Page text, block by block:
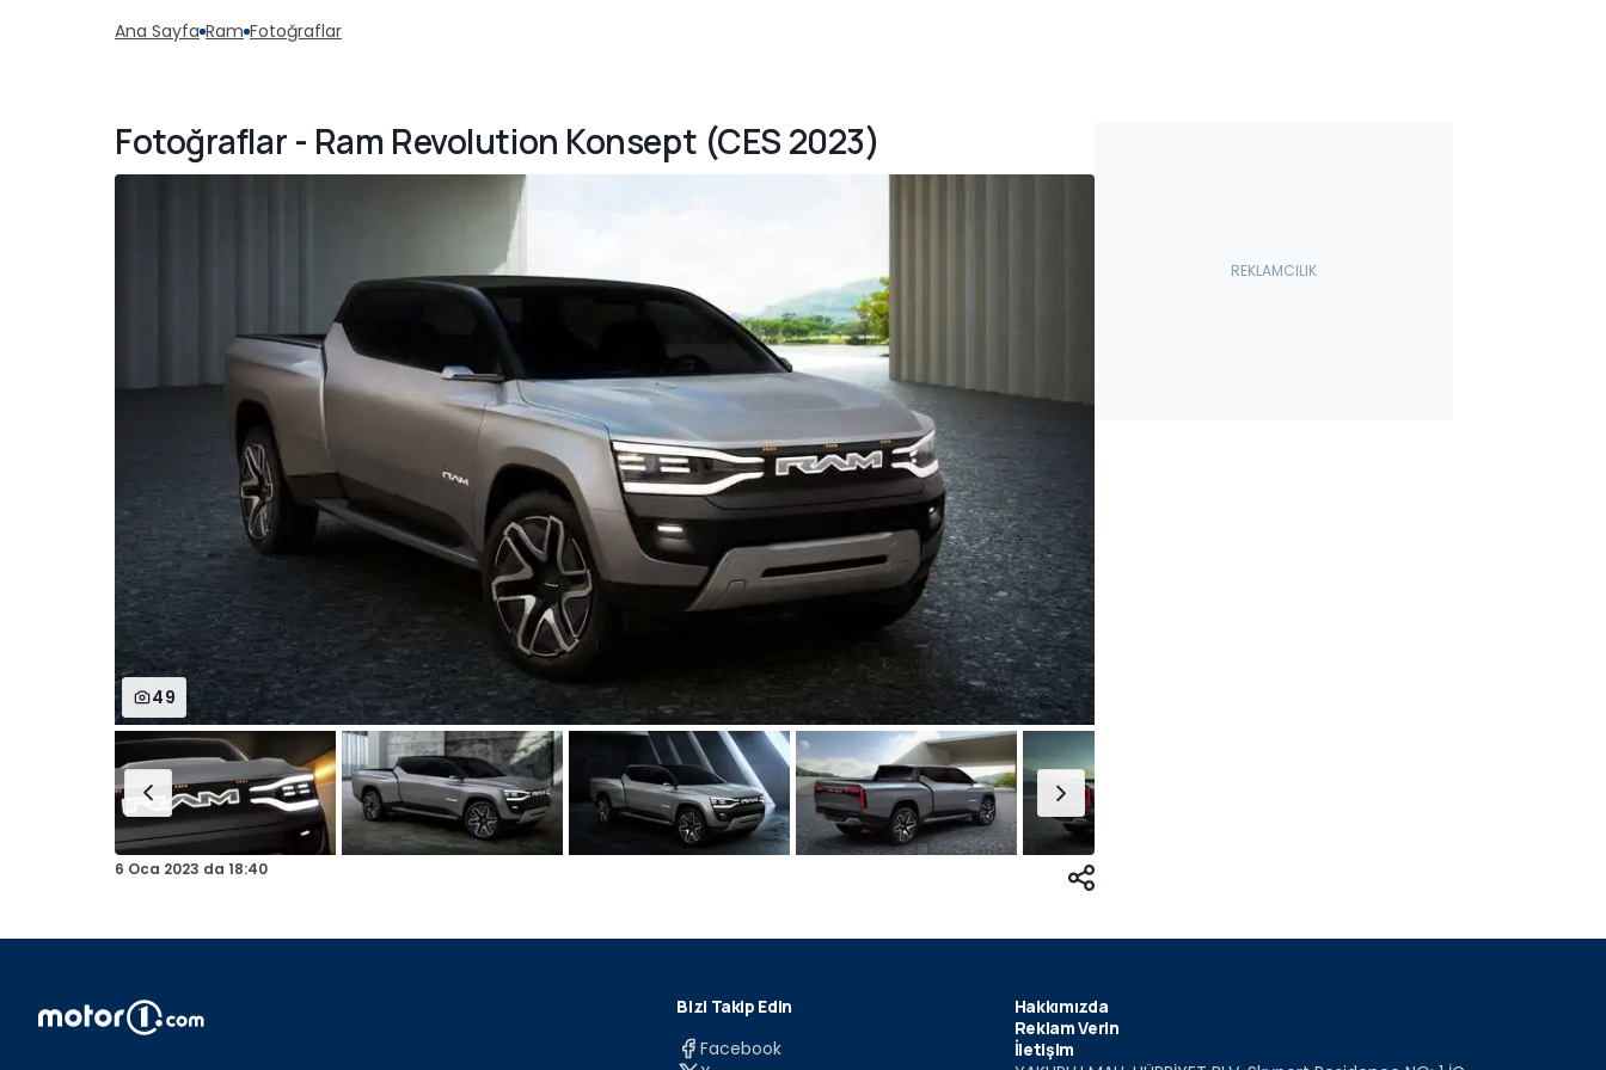
Ana Sayfa Ram Fotoğraflar
Fotoğraflar - Ram Revolution Konsept (CES 2023)
49
6 Oca 2023 da 18:40
Bizi Takip Edin
Facebook
Hakkımızda
Reklam Verin
İletişim